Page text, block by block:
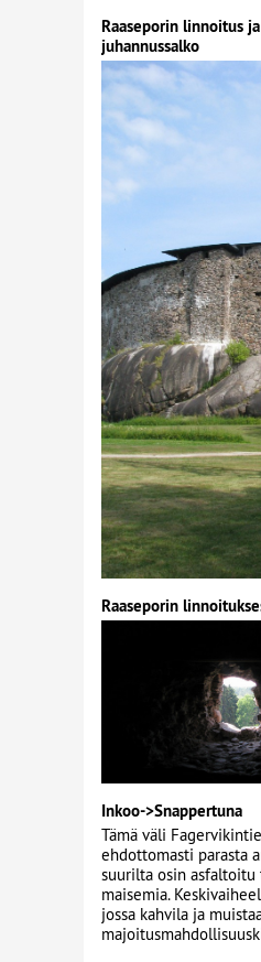
Raaseporin linnoitus
juhannussalko
Raaseporin
Inkoo->Snappertuna
Tämä väli
ehdottomasti parasta
suurilta osin asfaltoitu
maisemia.
jossa kahvila ja